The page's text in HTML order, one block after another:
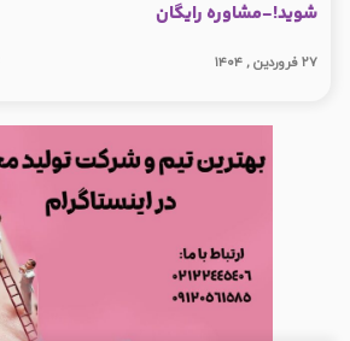
شوید!-مشاوره رایگان
۲۷ فروردین , ۱۴۰۴